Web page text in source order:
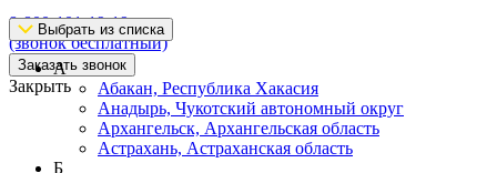
8-800-101-19-19
(звонок бесплатный)
Заказать звонок
Закрыть
Выбрать из списка
А
Абакан, Республика Хакасия
Анадырь, Чукотский автономный округ
Архангельск, Архангельская область
Астрахань, Астраханская область
Б